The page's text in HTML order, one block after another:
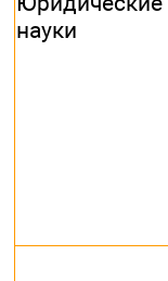
науки